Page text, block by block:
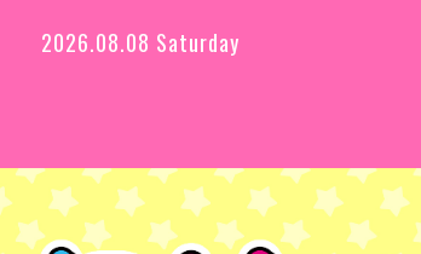
2026.08.08 Saturday